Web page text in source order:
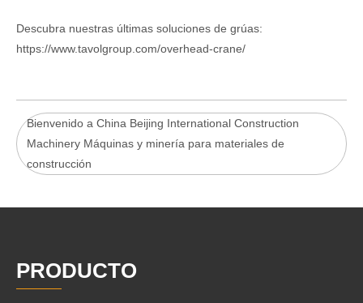
Descubra nuestras últimas soluciones de grúas:
https://www.tavolgroup.com/overhead-crane/
Bienvenido a China Beijing International Construction
Machinery Máquinas y minería para materiales de
construcción
PRODUCTO